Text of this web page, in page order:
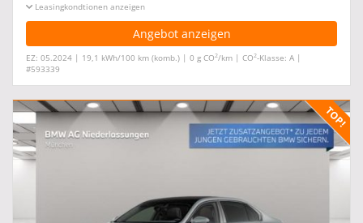
Leasingkonditionen ein-/ausblenden
Angebot anzeigen
EZ: 05.2024 | 19,1 kWh/100 km (komb.) | 0 g CO2/km | CO2-Klasse: A |
#593339